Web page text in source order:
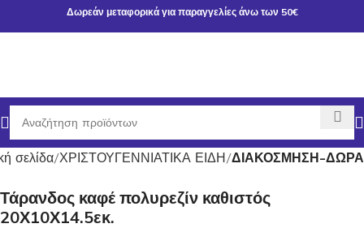
Δωρεάν μεταφορικά για παραγγελίες άνω των 50€
σελίδα ΧΡΙΣΤΟΥΓΕΝΝΙΑΤΙΚΑ ΕΙΔΗ ΔΙΑΚΟΣΜΗΣΗ-ΔΩΡΑ
Τάρανδος καφέ πολυρεζίν καθιστός
20Χ10Χ14.5εκ.